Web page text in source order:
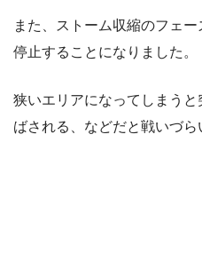
また、ストーム収縮のフェ
停止することになりました。
狭いエリアになってしまう
ばされる、などだと戦いづら